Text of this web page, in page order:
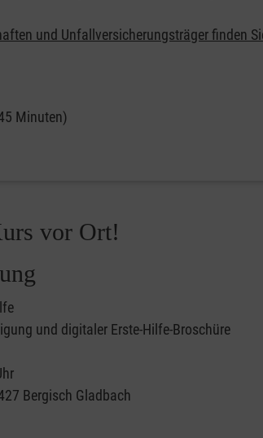
und Unfallversicherungsträger finden
Minuten)
vor Ort!
und digitaler Erste-Hilfe-Broschüre
Bergisch Gladbach